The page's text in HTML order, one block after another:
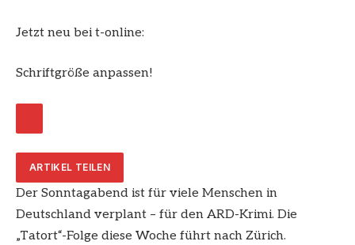
Jetzt neu bei t-online:
Schriftgröße anpassen!
ARTIKEL TEILEN
Der Sonntagabend ist für viele Menschen in
Deutschland verplant – für den ARD-Krimi. Die
„Tatort“-Folge diese Woche führt nach Zürich.